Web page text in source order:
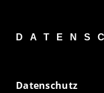
Datenschutz